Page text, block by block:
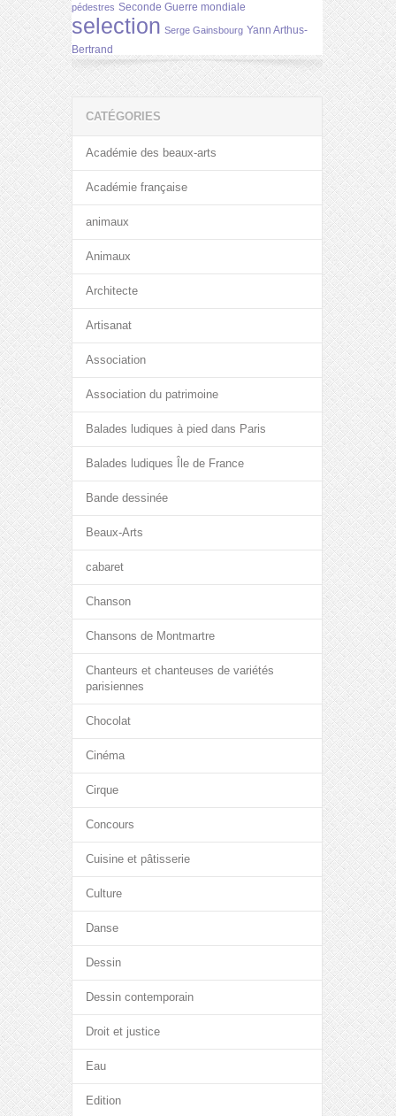
pédestres Seconde Guerre mondiale
selection Serge Gainsbourg Yann Arthus-
Bertrand
CATÉGORIES
Académie des beaux-arts
Académie française
animaux
Animaux
Architecte
Artisanat
Association
Association du patrimoine
Balades ludiques à pied dans Paris
Balades ludiques Île de France
Bande dessinée
Beaux-Arts
cabaret
Chanson
Chansons de Montmartre
Chanteurs et chanteuses de variétés
parisiennes
Chocolat
Cinéma
Cirque
Concours
Cuisine et pâtisserie
Culture
Danse
Dessin
Dessin contemporain
Droit et justice
Eau
Edition